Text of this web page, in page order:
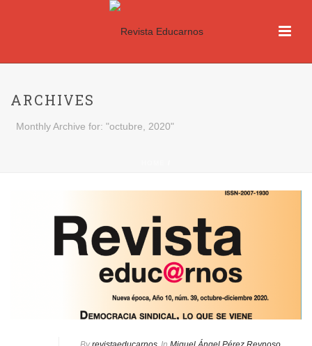
ARCHIVES
Monthly Archive for: "octubre, 2020"